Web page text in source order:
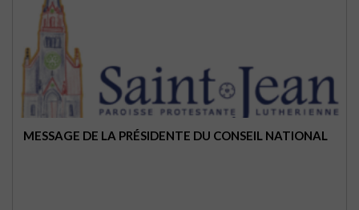
MESSAGE DE LA PRÉSIDENTE DU CONSEIL NATIONAL